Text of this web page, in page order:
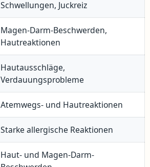
Schwellungen, Juckreiz
Magen-Darm-Beschwerden,
Hautreaktionen
Hautausschläge,
Verdauungsprobleme
Atemwegs- und Hautreaktionen
Starke allergische Reaktionen
Haut- und Magen-Darm-